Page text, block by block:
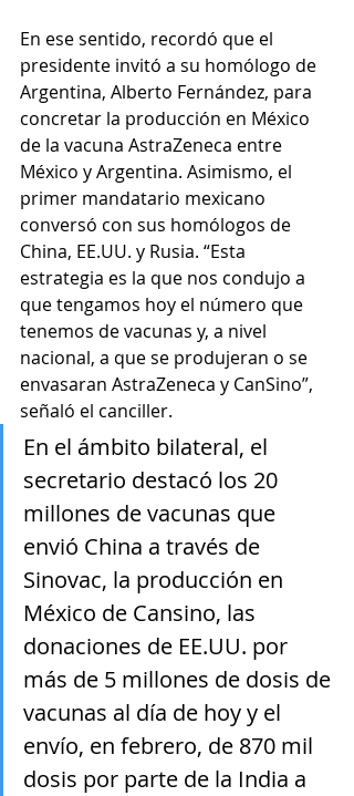
En ese sentido, recordó que el
presidente invitó a su homólogo de
Argentina, Alberto Fernández, para
concretar la producción en México
de la vacuna AstraZeneca entre
México y Argentina. Asimismo, el
primer mandatario mexicano
conversó con sus homólogos de
China, EE.UU. y Rusia. “Esta
estrategia es la que nos condujo a
que tengamos hoy el número que
tenemos de vacunas y, a nivel
nacional, a que se produjeran o se
envasaran AstraZeneca y CanSino”,
señaló el canciller.
En el ámbito bilateral, el
secretario destacó los 20
millones de vacunas que
envió China a través de
Sinovac, la producción en
México de Cansino, las
donaciones de EE.UU. por
más de 5 millones de dosis de
vacunas al día de hoy y el
envío, en febrero, de 870 mil
dosis por parte de la India a